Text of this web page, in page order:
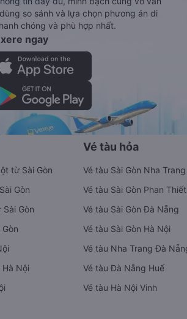
so sánh và lựa chọn phương án di
chóng và phù hợp nhất.
ngay
từ Sài Gòn
Gòn
Gòn
Hà Nội
Vé tàu hỏa
Vé tàu Sài Gòn Nha Trang
Vé tàu Sài Gòn Phan Thiết
Vé tàu Sài Gòn Đà Nẵng
Vé tàu Sài Gòn Hà Nội
Vé tàu Nha Trang Đà
Vé tàu Đà Nẵng Huế
Vé tàu Hà Nội Vinh